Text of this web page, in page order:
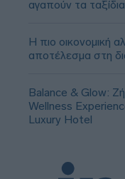
αγαπούν τα ταξίδια
Η πιο οικονομική
αποτέλεσμα στη
Balance & Glow:
Wellness
Luxury Hotel